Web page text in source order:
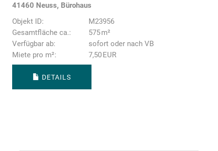
41460 Neuss, Bürohaus
Objekt ID:
M23956
Gesamtfläche ca.:
575 m²
Verfügbar ab:
sofort oder nach VB
Miete pro m²:
7,50 EUR
DETAILS